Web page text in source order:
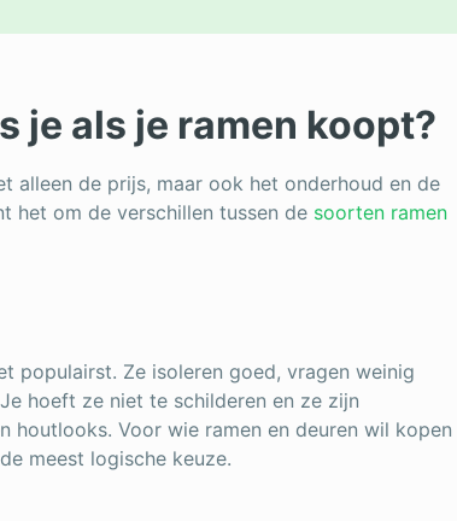
je als je ramen koopt?
alleen de prijs, maar ook het onderhoud en de
het om de verschillen tussen de soorten ramen
populairst. Ze isoleren goed, vragen weinig
hoeft ze niet te schilderen en ze zijn
houtlooks. Voor wie ramen en deuren wil kopen
meest logische keuze.